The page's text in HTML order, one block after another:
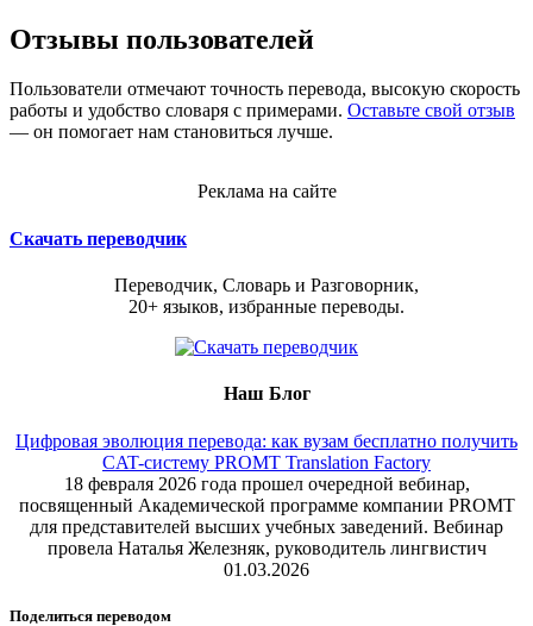
Отзывы пользователей
Пользователи отмечают точность перевода, высокую скорость
работы и удобство словаря с примерами. Оставьте свой отзыв
— он помогает нам становиться лучше.
Реклама на сайте
Скачать переводчик
Переводчик, Словарь и Разговорник,
20+ языков, избранные переводы.
Наш Блог
Цифровая эволюция перевода: как вузам бесплатно получить
CAT-систему PROMT Translation Factory
18 февраля 2026 года прошел очередной вебинар,
посвященный Академической программе компании PROMT
для представителей высших учебных заведений. Вебинар
провела Наталья Железняк, руководитель лингвистич
01.03.2026
Поделиться переводом